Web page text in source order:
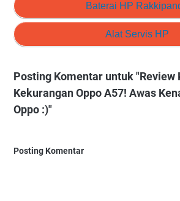
Baterai HP
Alat Servis HP
Posting Komentar untuk "Review
Kekurangan Oppo A57! Awas
Oppo :)"
Posting Komentar